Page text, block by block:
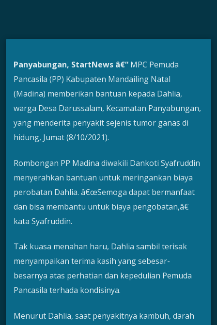
Panyabungan, StartNews â€“ MPC Pemuda
Pancasila (PP) Kabupaten Mandailing Natal
(Madina) memberikan bantuan kepada Dahlia,
warga Desa Darussalam, Kecamatan Panyabungan,
yang menderita penyakit sejenis tumor ganas di
hidung, Jumat (8/10/2021).
Rombongan PP Madina diwakili Dankoti Syafruddin
menyerahkan bantuan untuk meringankan biaya
perobatan Dahlia. â€œSemoga dapat bermanfaat
dan bisa membantu untuk biaya pengobatan,â€
kata Syafruddin.
Tak kuasa menahan haru, Dahlia sambil terisak
menyampaikan terima kasih yang sebesar-
besarnya atas perhatian dan kepedulian Pemuda
Pancasila terhada kondisinya.
Menurut Dahlia, saat penyakitnya kambuh, darah